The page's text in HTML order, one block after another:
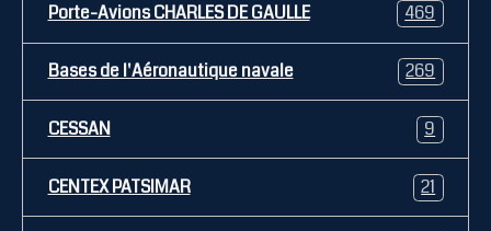
Porte-Avions CHARLES DE GAULLE 469
Bases de l'Aéronautique navale 269
CESSAN 9
CENTEX PATSIMAR 21